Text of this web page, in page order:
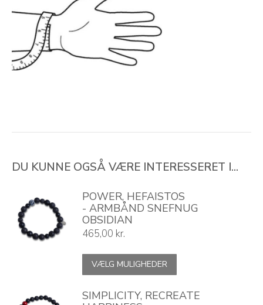
DU KUNNE OGSÅ VÆRE INTERESSERET I...
POWER, HEFAISTOS
- ARMBÅND SNEFNUG
OBSIDIAN
465,00 kr.
VÆLG MULIGHEDER
flere
SIMPLICITY, RECREATE